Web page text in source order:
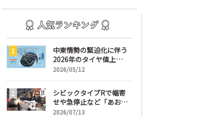
中東情勢の緊迫化に伴う
2026年のタイヤ値上
げ！ 値上げ実施1ヶ月前
売において極めて重要な
訳
2026/05/12
シビックタイプRで幅寄
せや急停止など「あおり
運転」の疑い
2026/07/13